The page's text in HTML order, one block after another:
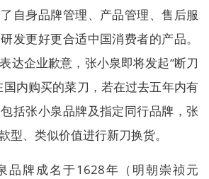
自身品牌管理、产品管理、售后服
发更好更合适中国消费者的产品。
达企业歉意，张小泉即将发起“断刀
国内购买的菜刀，若在过去五年内有
括张小泉品牌及指定同行品牌，张
型、类似价值进行新刀换货。
品牌成名于1628年（明朝崇祯元